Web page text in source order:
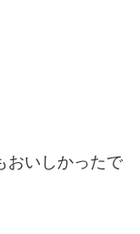
おいしかったで